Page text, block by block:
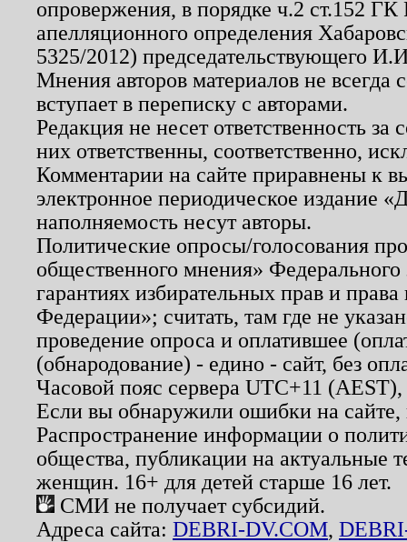
опровержения, в порядке ч.2 ст.152
апелляционного определения
5325/2012) председательствующего
Мнения авторов материалов не
вступает в переписку с авторами.
Редакция не несет ответственность
них ответственны, соответственно,
Комментарии на сайте приравнены к
электронное периодическое издание
наполняемость несут авторы.
Политические опросы/голосования
общественного мнения»
гарантиях избирательных прав и
Федерации»; считать, там где не
проведение опроса и оплатившее
(обнародование) - едино - сайт, без
Часовой пояс сервера UTC+11
Если вы обнаружили ошибки на
Распространение информации о
общества, публикации на актуальные
женщин. 16+ для детей старше 16 лет.
СМИ не получает субсидий.
Адреса сайта: DEBRI-DV.COM,